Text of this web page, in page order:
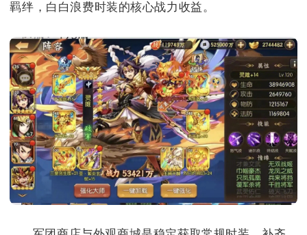
羁绊，白白浪费时装的核心战力收益。